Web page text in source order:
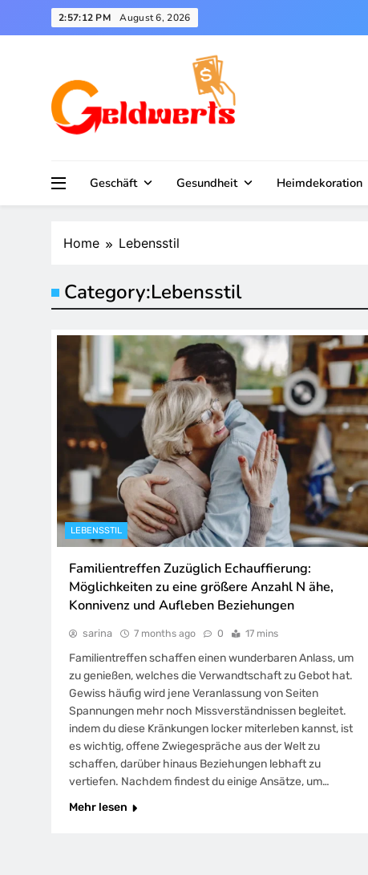
2:57:13 PM August 6, 2026
Geschäft Gesundheit Heimdekoration
Home Lebensstil
Category:Lebensstil
LEBENSSTIL
Familientreffen Zuzüglich Echauffierung:
Möglichkeiten zu eine größere Anzahl N ähe,
Konnivenz und Aufleben Beziehungen
sarina 7 months ago 0 17 mins
Familientreffen schaffen einen wunderbaren Anlass, um
zu genießen, welches die Verwandtschaft zu Gebot hat.
Gewiss häufig wird jene Veranlassung von Seiten
Spannungen mehr noch Missverständnissen begleitet.
indem du diese Kränkungen locker miterleben kannst, ist
es wichtig, offene Zwiegespräche aus der Welt zu
schaffen, darüber hinaus Beziehungen lebhaft zu
vertiefen. Nachdem findest du einige Ansätze, um…
Mehr lesen